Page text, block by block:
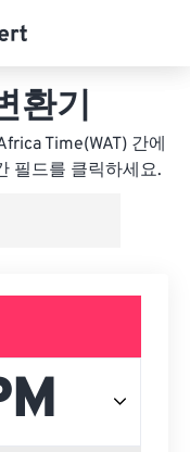
환기
Time(WAT) 간에
필드를 클릭하세요.